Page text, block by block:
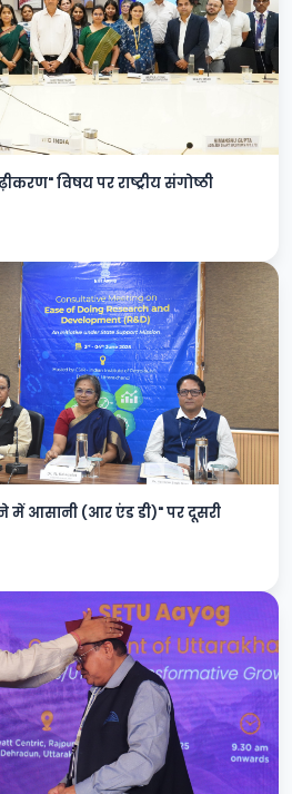
विषय पर राष्ट्रीय संगोष्ठी
आसानी (आर एंड डी)" पर दूसरी